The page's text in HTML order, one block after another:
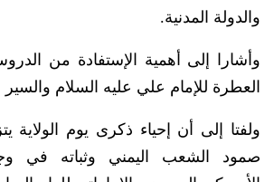
والدولة المدنية.
وأشارا إلى أهمية الإستفادة من
العطرة للإمام علي عليه السلام
ولفتا إلى أن إحياء ذكرى يوم الولاية
صمود الشعب اليمني وثباته في